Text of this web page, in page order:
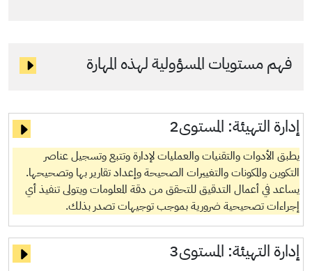
فهم مستويات المسؤولية لهذه المهارة
إدارة التهيئة: المستوى2
يطبق الأدوات والتقنيات والعمليات لإدارة وتتبع وتسجيل عناصر
التكوين والمكونات والتغييرات الصحيحة وإعداد تقارير بها وتصحيحها.
يساعد في أعمال التدقيق للتحقق من دقة المعلومات ويتولى تنفيذ أي
إجراءات تصحيحية ضرورية بموجب توجيهات تصدر بذلك.
إدارة التهيئة: المستوى3